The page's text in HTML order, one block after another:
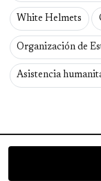
White Helmets
Organización de
Asistencia